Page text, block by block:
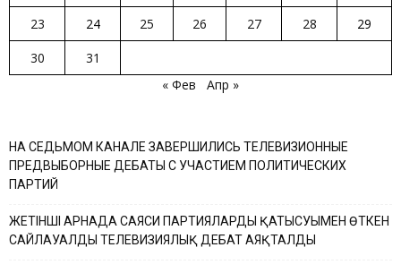
23
24 25 26 27 28
29
30
31
« Фев
Апр »
НА СЕДЬМОМ КАНАЛЕ ЗАВЕРШИЛИСЬ ТЕЛЕВИЗИОННЫЕ
ПРЕДВЫБОРНЫЕ ДЕБАТЫ С УЧАСТИЕМ ПОЛИТИЧЕСКИХ
ПАРТИЙ
ЖЕТІНШІ АРНАДА САЯСИ ПАРТИЯЛАРДЫҢ ҚАТЫСУЫМЕН ӨТКЕН
САЙЛАУАЛДЫ ТЕЛЕВИЗИЯЛЫҚ ДЕБАТ АЯҚТАЛДЫ